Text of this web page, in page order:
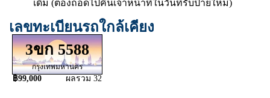
เดิม (ต้องถอดไปคืนเจ้าหน้าที่ในวันที่รับป้ายใหม่)
เลขทะเบียนรถใกล้เคียง
3ขก 5588
กรุงเทพมหานคร
฿99,000 ผลรวม 32